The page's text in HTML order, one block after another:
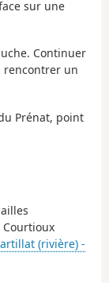
sur une
Continuer
rencontrer un
Prénat, point
Courtioux
(rivière) -